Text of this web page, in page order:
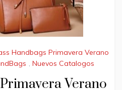
Handbags Primavera Verano
, Nuevos Catalogos
Verano